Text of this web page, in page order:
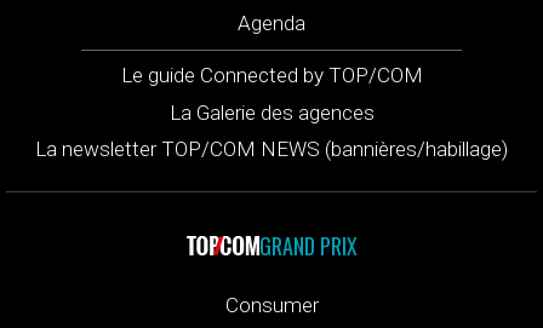
Agenda
Le guide Connected by TOP/COM
La Galerie des agences
La newsletter TOP/COM NEWS (bannières/habillage)
GRAND PRIX
Consumer